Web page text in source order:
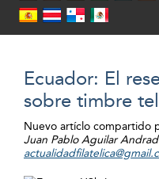
Ecuador: El
sobre timbre
Nuevo artíclo compartido
Juan Pablo Aguilar